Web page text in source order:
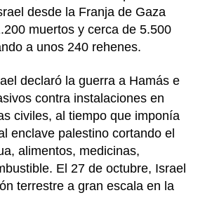
desde la Franja de Gaza
muertos y cerca de 5.500
a unos 240 rehenes.
declaró la guerra a Hamás e
contra instalaciones en
civiles, al tiempo que imponía
enclave palestino cortando el
alimentos, medicinas,
El 27 de octubre, Israel
terrestre a gran escala en la